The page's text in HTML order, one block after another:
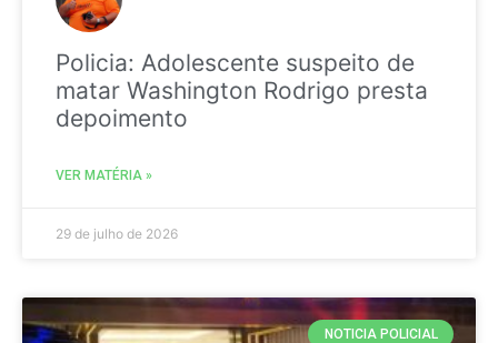
Policia: Adolescente suspeito de
matar Washington Rodrigo presta
depoimento
VER MATÉRIA »
29 de julho de 2026
NOTICIA POLICIAL